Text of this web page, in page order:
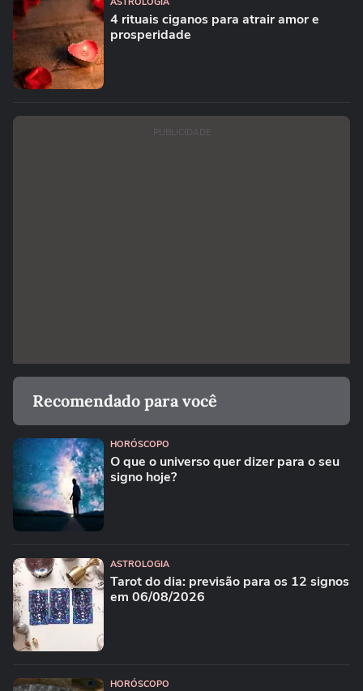
4 rituais ciganos para atrair amor e
prosperidade
PUBLICIDADE
Recomendado para você
HORÓSCOPO
O que o universo quer dizer para o seu
signo hoje?
ASTROLOGIA
Tarot do dia: previsão para os 12 signos
em 06/08/2026
HORÓSCOPO